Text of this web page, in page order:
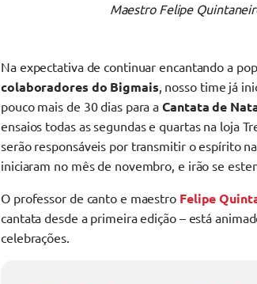
Maestro Felipe
Na expectativa de continuar encantando a
colaboradores do Bigmais, nosso time já
pouco mais de 30 dias para aCantata de
ensaios todas as segundas e quartas na loja
serão responsáveis por transmitir o espírito
iniciaram no mês de novembro, e irão se
O professor de canto e maestro Felipe
cantata desde a primeira edição – está
celebrações.